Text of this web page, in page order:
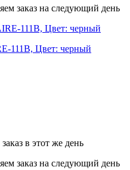
заказ на следующий день
111B, Цвет: черный
в этот же день
заказ на следующий день